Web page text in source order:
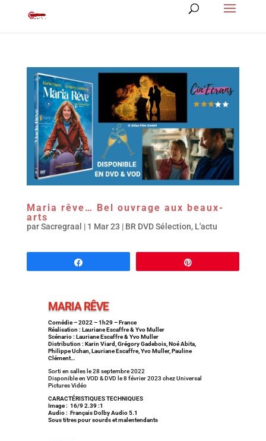
Maria rêve… Bel ouvrage aux beaux-
arts
parSacregraal | 1 Mar 23 | BR DVD Sélection, L'actu
MARIA RÊVE
Comédie – 2022 – 1h29 – France
Réalisation : Lauriane Escaffre & Yvo Muller
Scénario : Lauriane Escaffre & Yvo Muller
Distribution : Karin Viard, Grégory Gadebois, Noé Abita,
Philippe Uchan, Lauriane Escaffre, Yvo Muller, Pauline
Clément…
Sorti en salles le 28 septembre 2022
Disponible en VOD & DVD le 8 février 2023 chez Universal
Pictures Vidéo
CARACTÉRISTIQUES TECHNIQUES
Image : 16/9 2.39 :1
Audio : Français Dolby Audio 5.1
Sous titres pour sourds et malentendants